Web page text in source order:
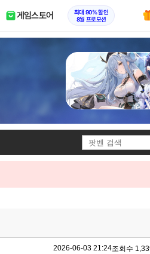
게임스토어
최대 90% 할인
8월 프로모션
2026-06-03 21:24조회수